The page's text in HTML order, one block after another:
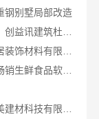
钢别墅局部改造
湖北省惠物电子商务有限公司：畅销生鲜食品软件功能